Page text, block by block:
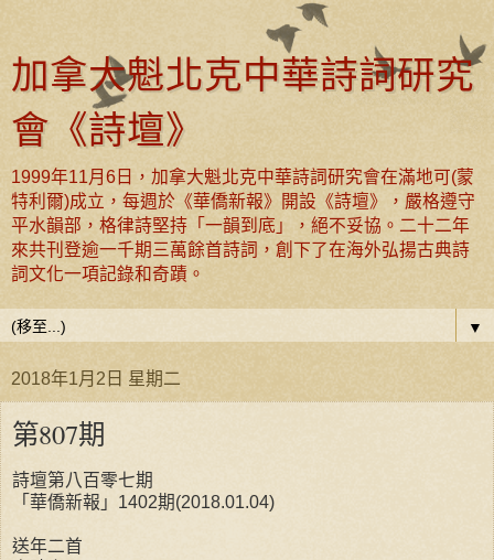
加拿大魁北克中華詩詞研究
會《詩壇》
1999年11月6日，加拿大魁北克中華詩詞研究會在滿地可(蒙
特利爾)成立，每週於《華僑新報》開設《詩壇》，嚴格遵守
平水韻部，格律詩堅持「一韻到底」，絕不妥協。二十二年
來共刊登逾一千期三萬餘首詩詞，創下了在海外弘揚古典詩
詞文化一項記錄和奇蹟。
▼
2018年1月2日 星期二
第807期
詩壇第八百零七期
「華僑新報」1402期(2018.01.04)
送年二首